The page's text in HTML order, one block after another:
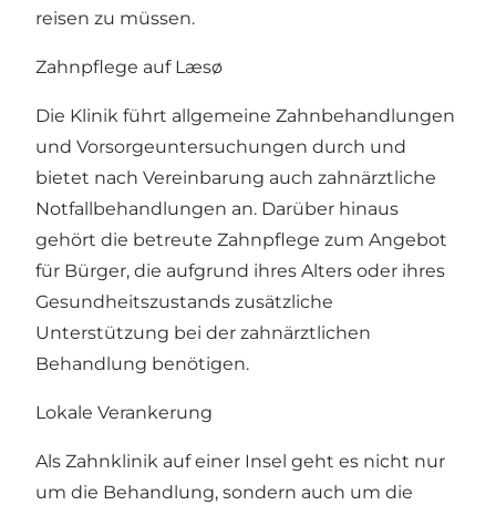
reisen zu müssen.
Zahnpflege auf Læsø
Die Klinik führt allgemeine Zahnbehandlungen
und Vorsorgeuntersuchungen durch und
bietet nach Vereinbarung auch zahnärztliche
Notfallbehandlungen an. Darüber hinaus
gehört die betreute Zahnpflege zum Angebot
für Bürger, die aufgrund ihres Alters oder ihres
Gesundheitszustands zusätzliche
Unterstützung bei der zahnärztlichen
Behandlung benötigen.
Lokale Verankerung
Als Zahnklinik auf einer Insel geht es nicht nur
um die Behandlung, sondern auch um die